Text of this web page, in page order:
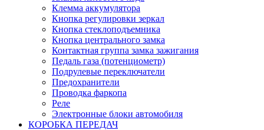
Клемма аккумулятора
Кнопка регулировки зеркал
Кнопка стеклоподъемника
Кнопка центрального замка
Контактная группа замка зажигания
Педаль газа (потенциометр)
Подрулевые переключатели
Предохранители
Проводка фаркопа
Реле
Электронные блоки автомобиля
КОРОБКА ПЕРЕДАЧ